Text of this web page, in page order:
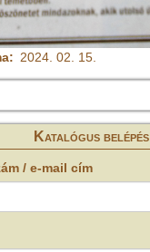
2024. 02. 15.
Katalógus belépés
/ e-mail cím